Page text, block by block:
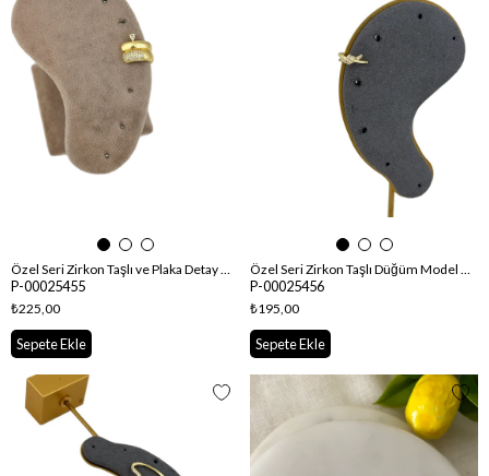
Özel Seri Zirkon Taşlı ve Plaka Detay Kıkırdak Küpe
P-00025455
₺225,00
Sepete Ekle
Özel Seri Zirkon Taşlı Düğüm Model Kıkırdak Küpe
P-00025456
₺195,00
Sepete Ekle